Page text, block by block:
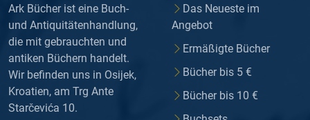
Ark Bücher ist eine Buch-
und Antiquitätenhandlung,
die mit gebrauchten und
antiken Büchern handelt.
Wir befinden uns in Osijek,
Kroatien, am Trg Ante
Starčevića 10.
Das Neueste im
Angebot
Ermäßigte Bücher
Bücher bis 5 €
Bücher bis 10 €